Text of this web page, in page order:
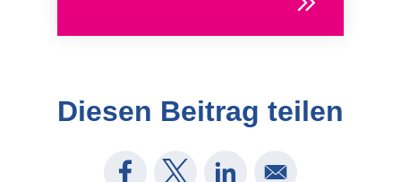
Diesen Beitrag teilen